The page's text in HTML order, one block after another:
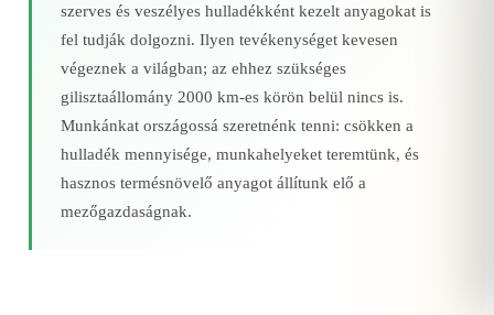
szerves és veszélyes hulladékként kezelt anyagokat is
fel tudják dolgozni. Ilyen tevékenységet kevesen
végeznek a világban; az ehhez szükséges
gilisztaállomány 2000 km‑es körön belül nincs is.
Munkánkat országossá szeretnénk tenni: csökken a
hulladék mennyisége, munkahelyeket teremtünk, és
hasznos termésnövelő anyagot állítunk elő a
mezőgazdaságnak.